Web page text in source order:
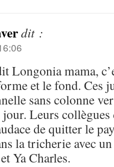
dit :
Longonia mama,
et le fond. Ces
sans colonne
Leurs
de quitter le
la tricherie avec
Ya Charles.